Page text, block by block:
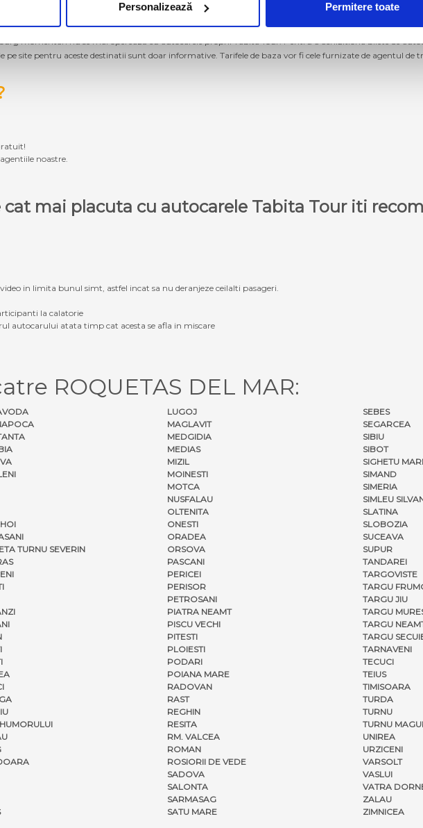
Personalizează Permitere toate
momentan nu se mai operează cu autocarele proprii Tabita Tour. Pentru a achizitiona bilete de
pe site pentru aceste destinatii sunt doar informative. Tarifele de baza vor fi cele furnizate de agentul de
noastre.
cat mai placuta cu autocarele Tabita Tour iti
in limita bunul simt, astfel incat sa nu deranjeze ceilalti pasageri.
la calatorie
autocarului atata timp cat acesta se afla in miscare
ROQUETAS DEL MAR:
TURNU SEVERIN
LUGOJ
MAGLAVIT
MEDGIDIA
MEDIAS
MIZIL
MOINESTI
MOTCA
NUSFALAU
OLTENITA
ONESTI
ORADEA
ORSOVA
PASCANI
PERICEI
PERISOR
PETROSANI
PIATRA NEAMT
PISCU VECHI
PITESTI
PLOIESTI
PODARI
POIANA MARE
RADOVAN
RAST
REGHIN
RESITA
RM. VALCEA
ROMAN
ROSIORII DE VEDE
SADOVA
SALONTA
SARMASAG
SATU MARE
SEBES
SEGARCEA
SIBIU
SIBOT
SIGHETU
SIMAND
SIMERIA
SIMLEU
SLATINA
SLOBOZIA
SUCEAVA
SUPUR
TANDAREI
TARGOVISTE
TARGU
TARGU JIU
TARGU
TARGU
TARGU
TARNAVENI
TECUCI
TEIUS
TIMISOARA
TURDA
TURNU
TURNU
UNIREA
URZICENI
VARSOLT
VASLUI
VATRA
ZALAU
ZIMNICEA